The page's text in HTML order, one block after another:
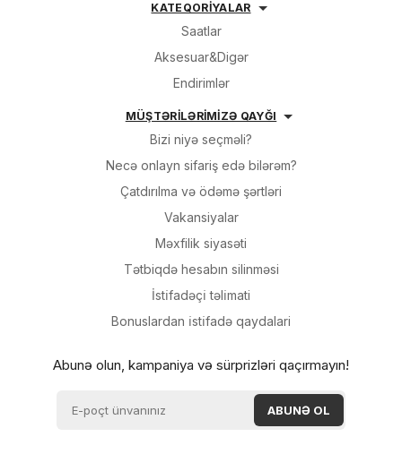
KATEQORİYALAR
Saatlar
Aksesuar&Digər
Endirimlər
MÜŞTƏRİLƏRİMİZƏ QAYĞI
Bizi niyə seçməli?
Necə onlayn sifariş edə bilərəm?
Çatdırılma və ödəmə şərtləri
Vakansiyalar
Məxfilik siyasəti
Tətbiqdə hesabın silinməsi
İsti̇fadəçi̇ təli̇mati
Bonuslardan i̇sti̇fadə qaydalari
Abunə olun, kampaniya və sürprizləri qaçırmayın!